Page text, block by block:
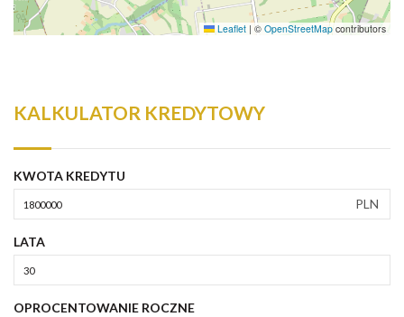
Leaflet | © OpenStreetMap contributors
KALKULATOR KREDYTOWY
KWOTA KREDYTU
PLN
LATA
OPROCENTOWANIE ROCZNE